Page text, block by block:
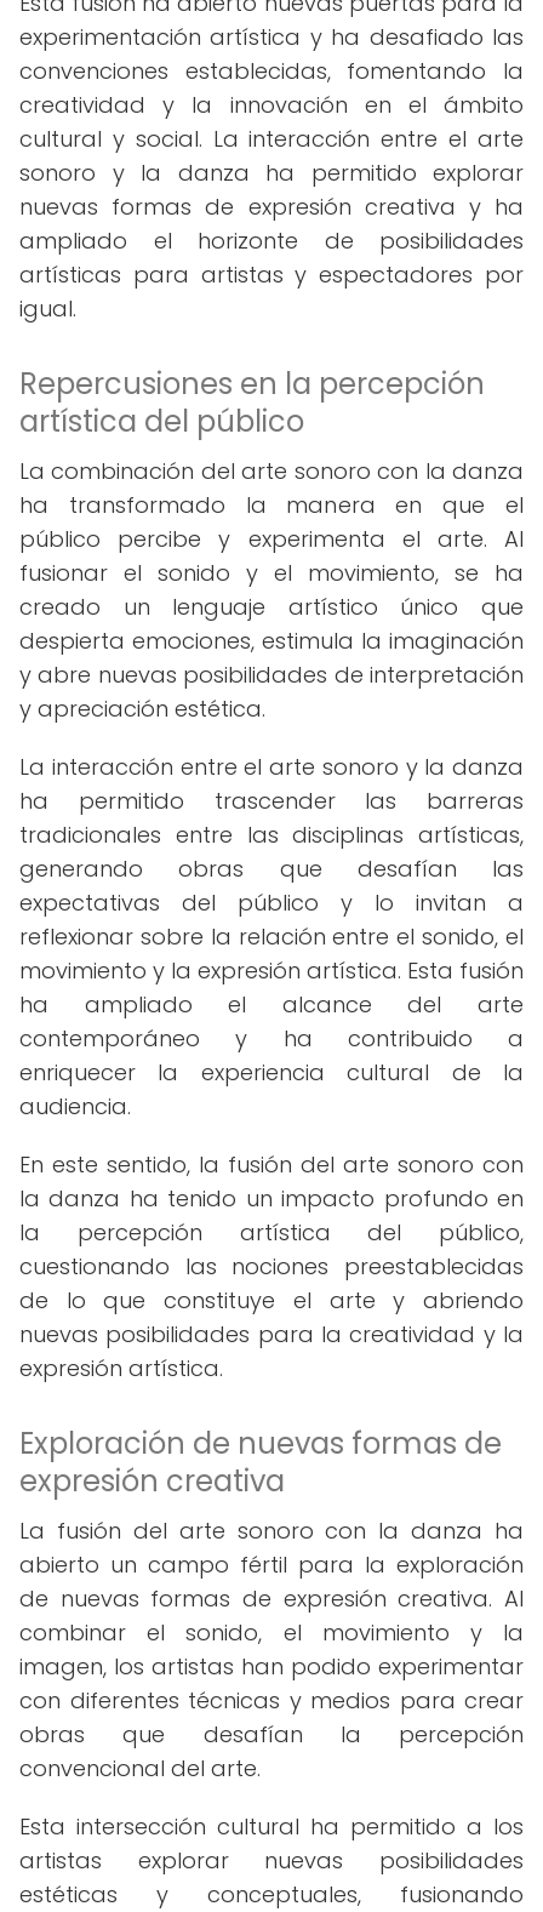
experimentación artística y ha desafiado las
convenciones establecidas, fomentando la
creatividad y la innovación en el ámbito
cultural y social. La interacción entre el arte
sonoro y la danza ha permitido explorar
nuevas formas de expresión creativa y ha
ampliado el horizonte de posibilidades
artísticas para artistas y espectadores por
igual.
Repercusiones en la percepción
artística del público
La combinación del arte sonoro con la danza
ha transformado la manera en que el
público percibe y experimenta el arte. Al
fusionar el sonido y el movimiento, se ha
creado un lenguaje artístico único que
despierta emociones, estimula la imaginación
y abre nuevas posibilidades de interpretación
y apreciación estética.
La interacción entre el arte sonoro y la danza
ha permitido trascender las barreras
tradicionales entre las disciplinas artísticas,
generando obras que desafían las
expectativas del público y lo invitan a
reflexionar sobre la relación entre el sonido, el
movimiento y la expresión artística. Esta fusión
ha ampliado el alcance del arte
contemporáneo y ha contribuido a
enriquecer la experiencia cultural de la
audiencia.
En este sentido, la fusión del arte sonoro con
la danza ha tenido un impacto profundo en
la percepción artística del público,
cuestionando las nociones preestablecidas
de lo que constituye el arte y abriendo
nuevas posibilidades para la creatividad y la
expresión artística.
Exploración de nuevas formas de
expresión creativa
La fusión del arte sonoro con la danza ha
abierto un campo fértil para la exploración
de nuevas formas de expresión creativa. Al
combinar el sonido, el movimiento y la
imagen, los artistas han podido experimentar
con diferentes técnicas y medios para crear
obras que desafían la percepción
convencional del arte.
Esta intersección cultural ha permitido a los
artistas explorar nuevas posibilidades
estéticas y conceptuales, fusionando